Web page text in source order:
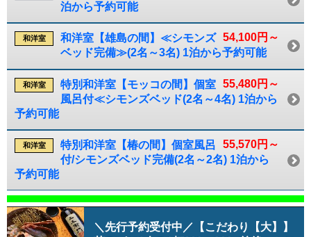
泊から予約可能
54,100円～
和洋室
和洋室【雄島の間】≪シモンズ
ベッド完備≫(2名～3名) 1泊から予約可能
55,480円～
和洋室
特別和洋室【モッコの間】個室
風呂付≪シモンズベッド(2名～4名) 1泊から
予約可能
55,570円～
和洋室
特別和洋室【椿の間】個室風呂
付/シモンズベッド完備(2名～2名) 1泊から
予約可能
＼先行予約受付中／【こだわり【大】】